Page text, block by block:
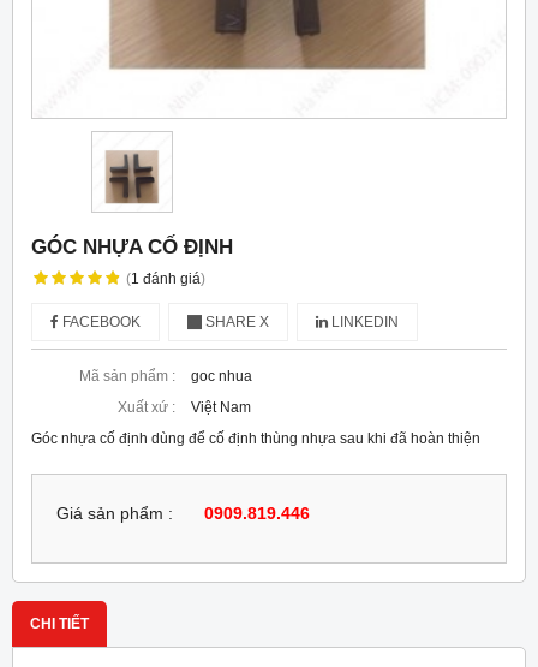
GÓC NHỰA CỐ ĐỊNH
(1 đánh giá)
FACEBOOK SHARE X LINKEDIN
Mã sản phẩm :
goc nhua
Xuất xứ :
Việt Nam
Góc nhựa cố định dùng để cố định thùng nhựa sau khi đã hoàn thiện
Giá sản phẩm : 0909.819.446
CHI TIẾT